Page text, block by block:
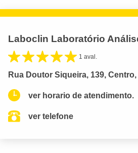
Laboclin Laboratório
1 aval.
Rua Doutor Siqueira, 139, Centro,
ver horario de atendimento.
ver telefone